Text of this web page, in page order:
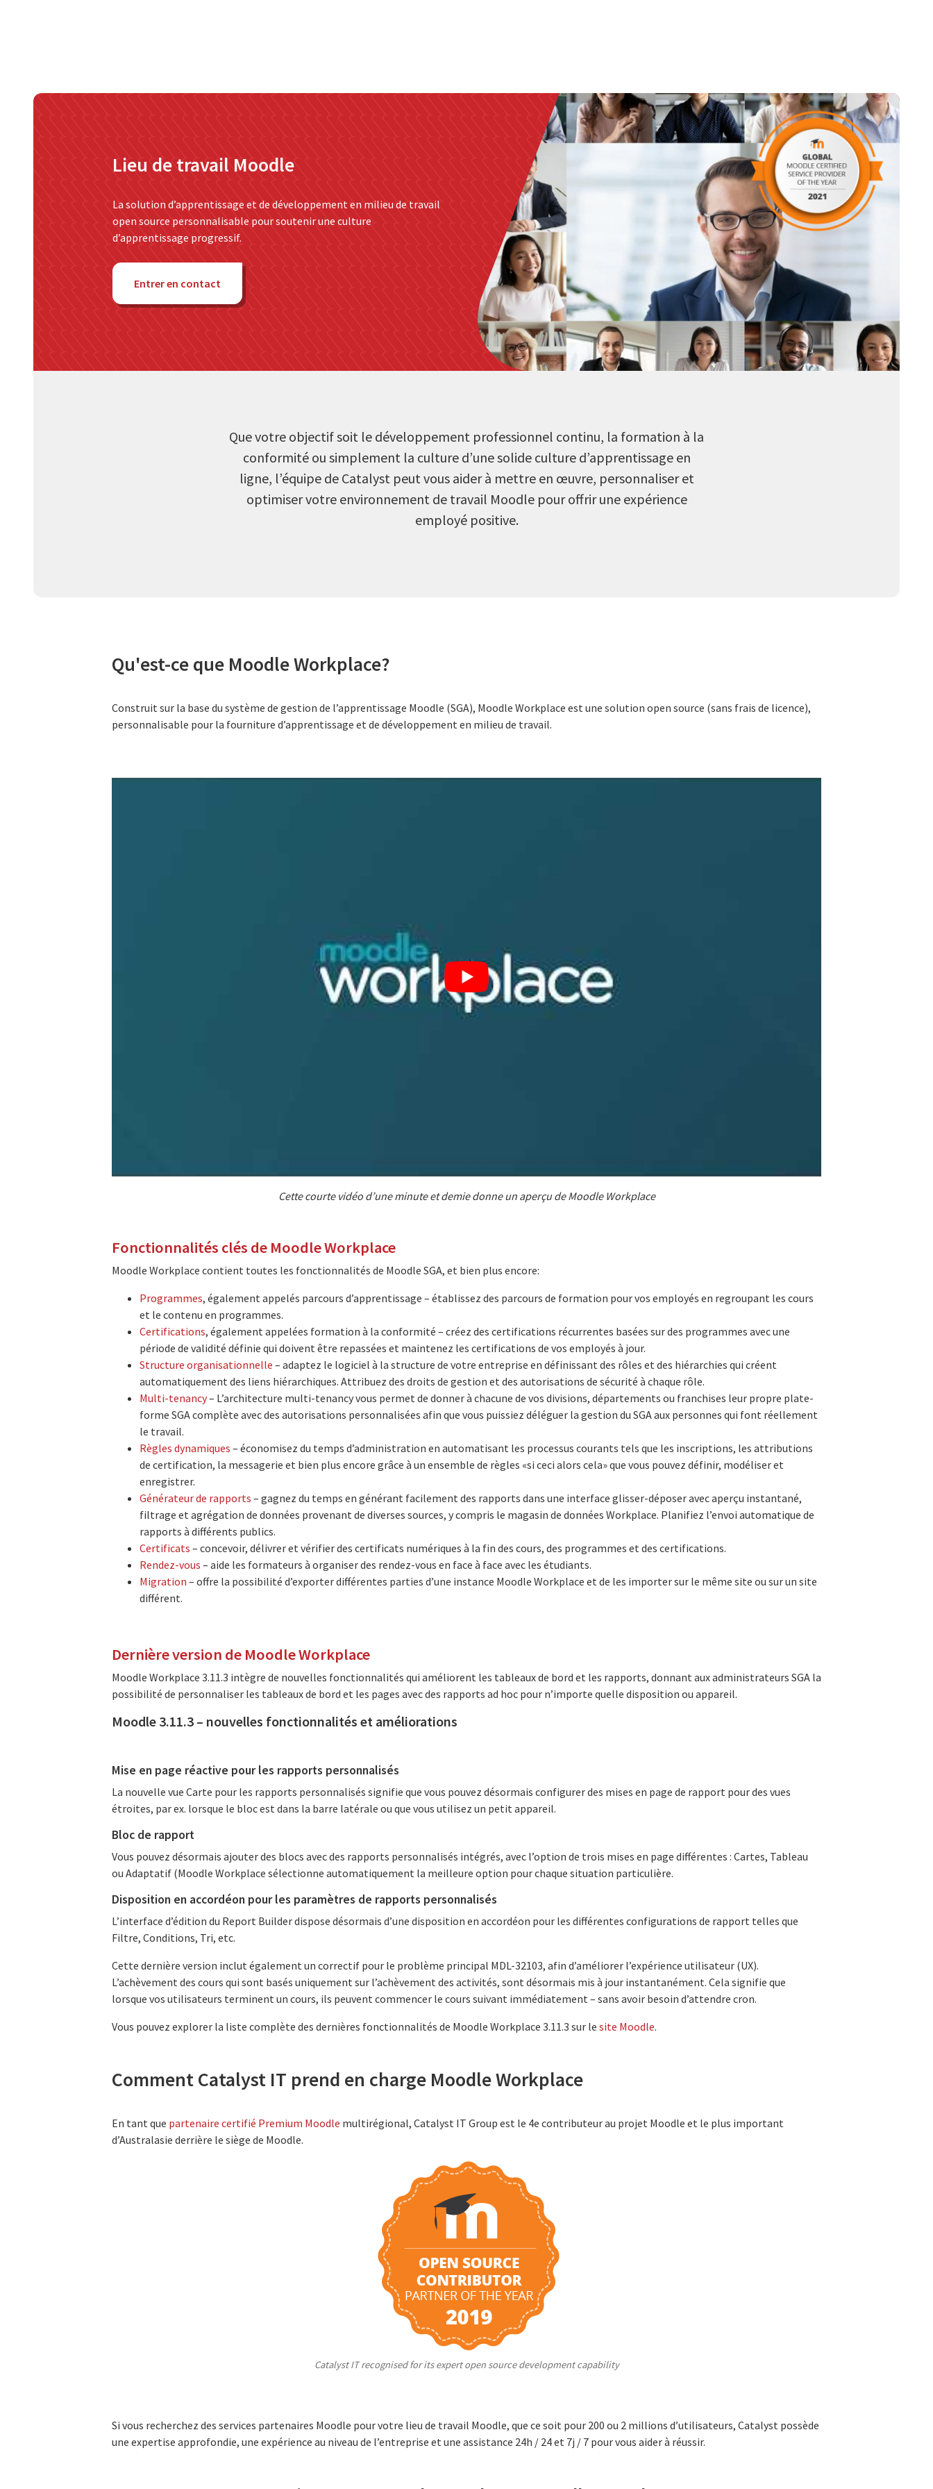
Nous sommes une société de services informatiques multirégionale qui fournit des services d’hébergement et de gestion au niveau de l’entreprise pour les technologies open source.
Lieu de travail Moodle
La solution d’apprentissage et de développement en milieu de travail
open source personnalisable pour soutenir une culture
d’apprentissage progressif.
Entrer en contact
Que votre objectif soit le développement professionnel continu, la formation à la
conformité ou simplement la culture d’une solide culture d’apprentissage en
ligne, l’équipe de Catalyst peut vous aider à mettre en œuvre, personnaliser et
optimiser votre environnement de travail Moodle pour offrir une expérience
employé positive.
Qu'est-ce que Moodle Workplace?
Construit sur la base du système de gestion de l’apprentissage Moodle (SGA), Moodle Workplace est une solution open source (sans frais de licence),
personnalisable pour la fourniture d’apprentissage et de développement en milieu de travail.
Cette courte vidéo d’une minute et demie donne un aperçu de Moodle Workplace
Fonctionnalités clés de Moodle Workplace
Moodle Workplace contient toutes les fonctionnalités de Moodle SGA, et bien plus encore:
Programmes, également appelés parcours d’apprentissage – établissez des parcours de formation pour vos employés en regroupant les cours
et le contenu en programmes.
Certifications, également appelées formation à la conformité – créez des certifications récurrentes basées sur des programmes avec une
période de validité définie qui doivent être repassées et maintenez les certifications de vos employés à jour.
Structure organisationnelle – adaptez le logiciel à la structure de votre entreprise en définissant des rôles et des hiérarchies qui créent
automatiquement des liens hiérarchiques. Attribuez des droits de gestion et des autorisations de sécurité à chaque rôle.
Multi-tenancy– L’architecture multi-tenancy vous permet de donner à chacune de vos divisions, départements ou franchises leur propre plate-
forme SGA complète avec des autorisations personnalisées afin que vous puissiez déléguer la gestion du SGA aux personnes qui font réellement
le travail.
Règles dynamiques – économisez du temps d’administration en automatisant les processus courants tels que les inscriptions, les attributions
de certification, la messagerie et bien plus encore grâce à un ensemble de règles «si ceci alors cela» que vous pouvez définir, modéliser et
enregistrer.
Générateur de rapports – gagnez du temps en générant facilement des rapports dans une interface glisser-déposer avec aperçu instantané,
filtrage et agrégation de données provenant de diverses sources, y compris le magasin de données Workplace. Planifiez l’envoi automatique de
rapports à différents publics.
Certificats – concevoir, délivrer et vérifier des certificats numériques à la fin des cours, des programmes et des certifications.
Rendez-vous – aide les formateurs à organiser des rendez-vous en face à face avec les étudiants.
Migration – offre la possibilité d’exporter différentes parties d’une instance Moodle Workplace et de les importer sur le même site ou sur un site
différent.
Dernière version de Moodle Workplace
Moodle Workplace 3.11.3 intègre de nouvelles fonctionnalités qui améliorent les tableaux de bord et les rapports, donnant aux administrateurs SGA la
possibilité de personnaliser les tableaux de bord et les pages avec des rapports ad hoc pour n’importe quelle disposition ou appareil.
Moodle 3.11.3 – nouvelles fonctionnalités et améliorations
Mise en page réactive pour les rapports personnalisés
La nouvelle vue Carte pour les rapports personnalisés signifie que vous pouvez désormais configurer des mises en page de rapport pour des vues
étroites, par ex. lorsque le bloc est dans la barre latérale ou que vous utilisez un petit appareil.
Bloc de rapport
Vous pouvez désormais ajouter des blocs avec des rapports personnalisés intégrés, avec l’option de trois mises en page différentes : Cartes, Tableau
ou Adaptatif (Moodle Workplace sélectionne automatiquement la meilleure option pour chaque situation particulière.
Disposition en accordéon pour les paramètres de rapports personnalisés
L’interface d’édition du Report Builder dispose désormais d’une disposition en accordéon pour les différentes configurations de rapport telles que
Filtre, Conditions, Tri, etc.
Cette dernière version inclut également un correctif pour le problème principal MDL-32103, afin d’améliorer l’expérience utilisateur (UX).
L’achèvement des cours qui sont basés uniquement sur l’achèvement des activités, sont désormais mis à jour instantanément. Cela signifie que
lorsque vos utilisateurs terminent un cours, ils peuvent commencer le cours suivant immédiatement – sans avoir besoin d’attendre cron.
Vous pouvez explorer la liste complète des dernières fonctionnalités de Moodle Workplace 3.11.3 sur le site Moodle.
Comment Catalyst IT prend en charge Moodle Workplace
En tant que partenaire certifié Premium Moodle multirégional, Catalyst IT Group est le 4e contributeur au projet Moodle et le plus important
d’Australasie derrière le siège de Moodle.
Catalyst IT recognised for its expert open source development capability
Si vous recherchez des services partenaires Moodle pour votre lieu de travail Moodle, que ce soit pour 200 ou 2 millions d’utilisateurs, Catalyst possède
une expertise approfondie, une expérience au niveau de l’entreprise et une assistance 24h / 24 et 7j / 7 pour vous aider à réussir.